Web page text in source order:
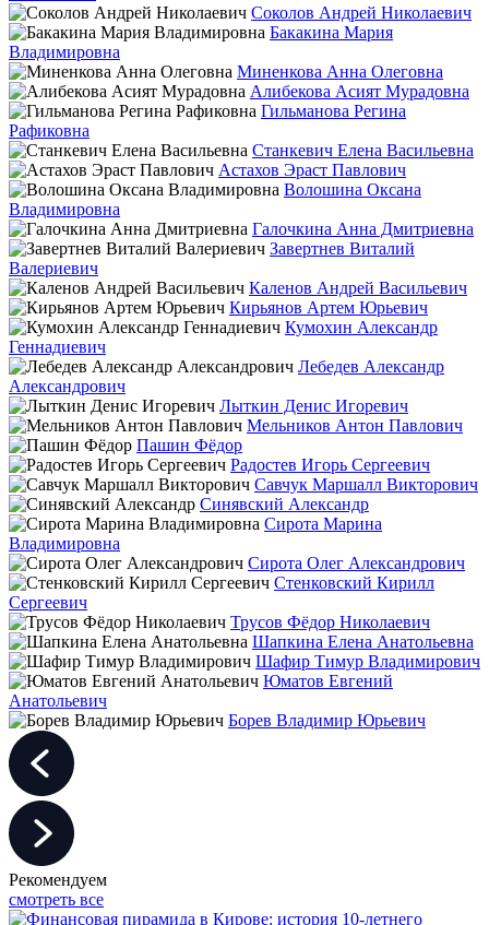
Соколов Андрей Николаевич
Бакакина Мария
Владимировна
Миненкова Анна Олеговна
Алибекова Асият Мурадовна
Гильманова Регина
Рафиковна
Станкевич Елена Васильевна
Астахов Эраст Павлович
Волошина Оксана
Владимировна
Галочкина Анна Дмитриевна
Завертнев Виталий
Валериевич
Каленов Андрей Васильевич
Кирьянов Артем Юрьевич
Кумохин Александр
Геннадиевич
Лебедев Александр
Александрович
Лыткин Денис Игоревич
Мельников Антон Павлович
Пашин Фёдор
Радостев Игорь Сергеевич
Савчук Маршалл Викторович
Синявский Александр
Сирота Марина
Владимировна
Сирота Олег Александрович
Стенковский Кирилл
Сергеевич
Трусов Фёдор Николаевич
Шапкина Елена Анатольевна
Шафир Тимур Владимирович
Юматов Евгений
Анатольевич
Борев Владимир Юрьевич
Рекомендуем
смотреть все